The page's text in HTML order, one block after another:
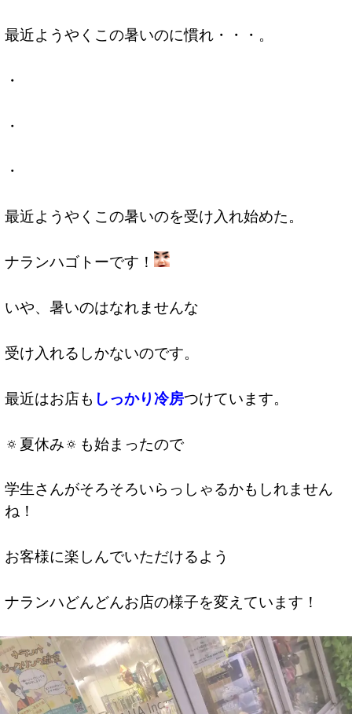
最近ようやくこの暑いのに慣れ・・・。
・
・
・
最近ようやくこの暑いのを受け入れ始めた。
ナランハゴトーです！
いや、暑いのはなれませんな
受け入れるしかないのです。
最近はお店も しっかり冷房つけています。
🔅夏休み🔅も始まったので
学生さんがそろそろいらっしゃるかもしれません
ね！
お客様に楽しんでいただけるよう
ナランハどんどんお店の様子を変えています！